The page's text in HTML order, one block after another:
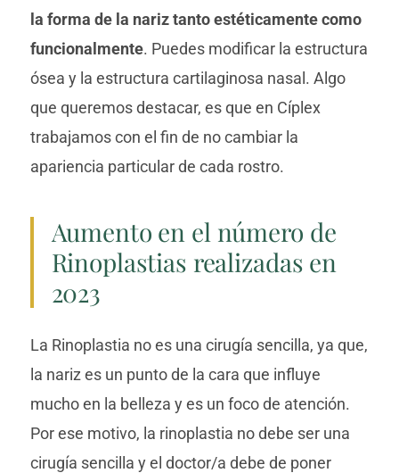
la forma de la nariz tanto estéticamente como
funcionalmente. Puedes modificar la estructura
ósea y la estructura cartilaginosa nasal. Algo
que queremos destacar, es que en Cíplex
trabajamos con el fin de no cambiar la
apariencia particular de cada rostro.
Aumento en el número de
Rinoplastias realizadas en
2023
La Rinoplastia no es una cirugía sencilla, ya que,
la nariz es un punto de la cara que influye
mucho en la belleza y es un foco de atención.
Por ese motivo, la rinoplastia no debe ser una
cirugía sencilla y el doctor/a debe de poner